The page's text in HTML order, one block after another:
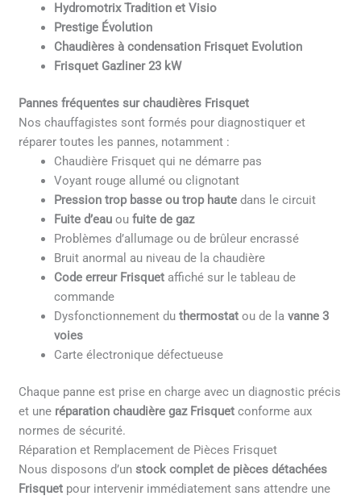
Hydromotrix Tradition et Visio
Prestige Évolution
Chaudières à condensation Frisquet Evolution
Frisquet Gazliner 23 kW
Pannes fréquentes sur chaudières Frisquet
Nos chauffagistes sont formés pour diagnostiquer et
réparer toutes les pannes, notamment :
Chaudière Frisquet qui ne démarre pas
Voyant rouge allumé ou clignotant
Pression trop basse ou trop haute dans le circuit
Fuite d’eau oufuite de gaz
Problèmes d’allumage ou de brûleur encrassé
Bruit anormal au niveau de la chaudière
Code erreur Frisquet affiché sur le tableau de
commande
Dysfonctionnement duthermostat ou de lavanne 3
voies
Carte électronique défectueuse
Chaque panne est prise en charge avec un diagnostic précis
et une réparation chaudière gaz Frisquet conforme aux
normes de sécurité.
Réparation et Remplacement de Pièces Frisquet
Nous disposons d’unstock complet de pièces détachées
Frisquet pour intervenir immédiatement sans attendre une